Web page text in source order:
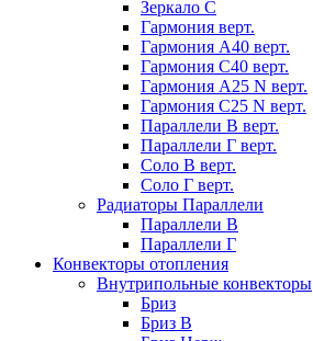
Зеркало С
Гармония верт.
Гармония А40 верт.
Гармония С40 верт.
Гармония А25 N верт.
Гармония С25 N верт.
Параллели В верт.
Параллели Г верт.
Соло В верт.
Соло Г верт.
Радиаторы Параллели
Параллели В
Параллели Г
Конвекторы отопления
Внутрипольные конвекторы
Бриз
Бриз В